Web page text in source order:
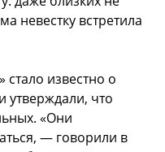
невестку встретила
стало известно о
утверждали, что
«Они
— говорили в